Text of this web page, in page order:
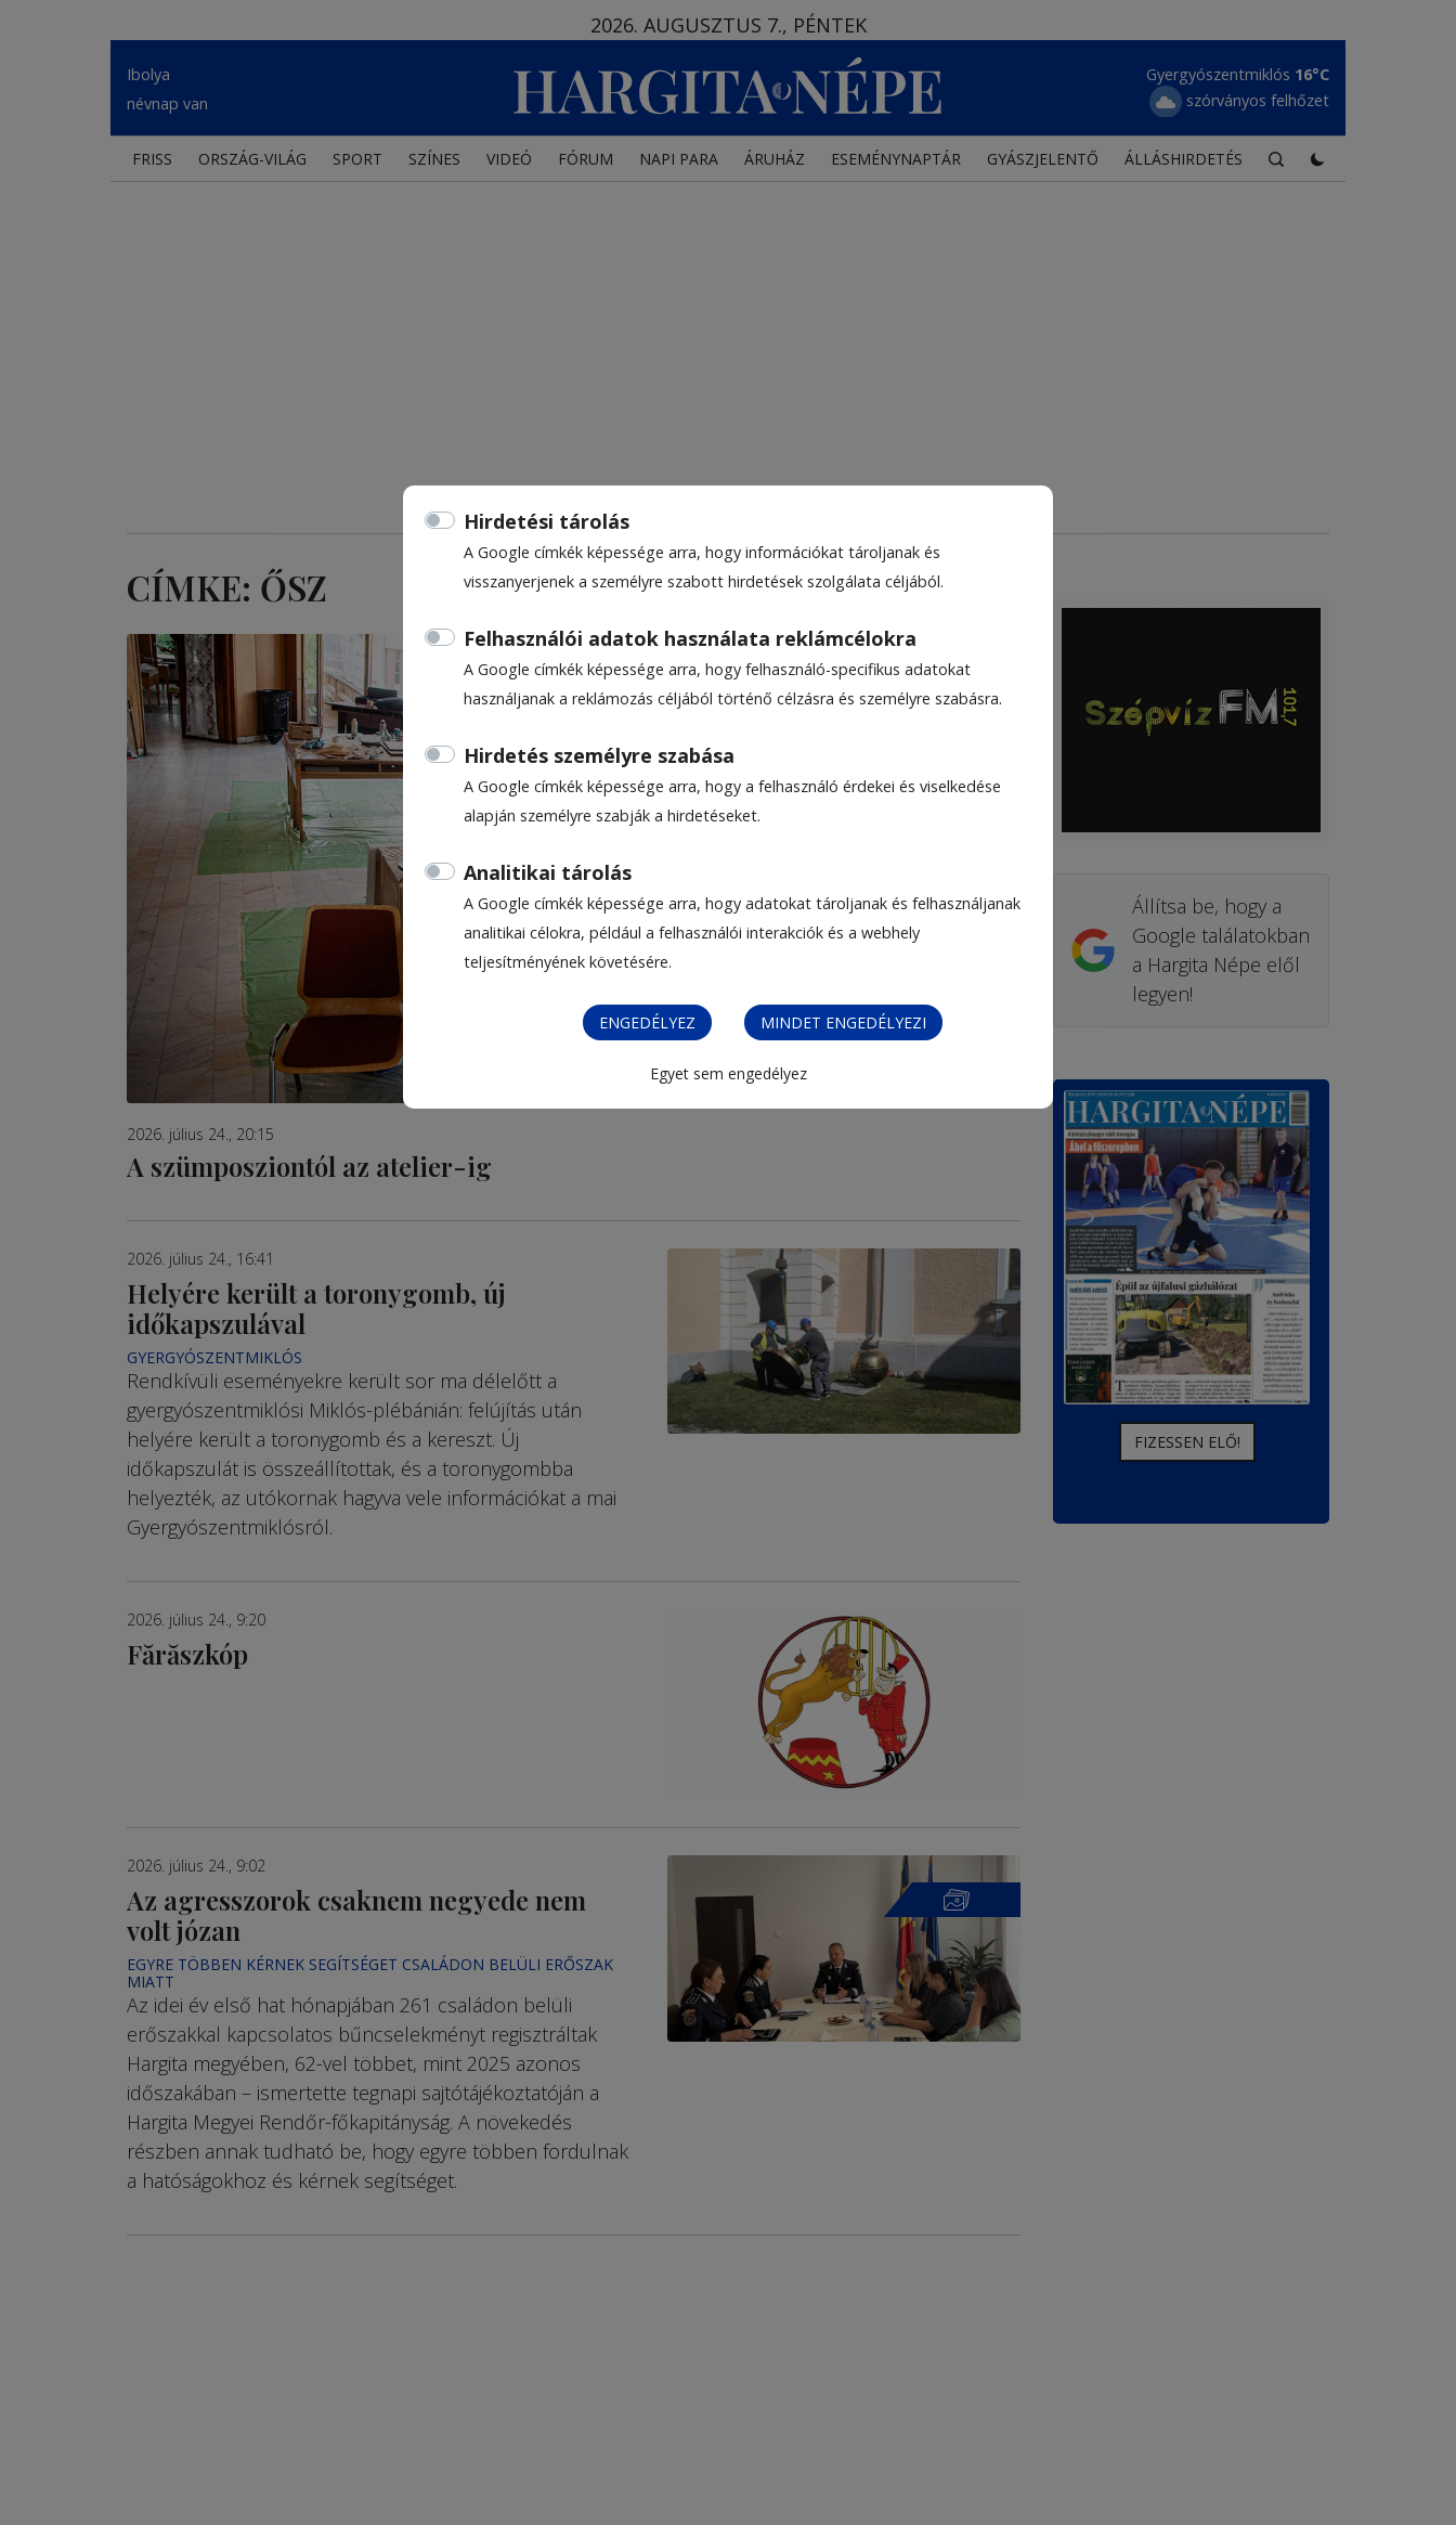
Hirdetési tárolás
A Google címkék képessége arra, hogy információkat tároljanak és
visszanyerjenek a személyre szabott hirdetések szolgálata céljából.
Felhasználói adatok használata reklámcélokra
A Google címkék képessége arra, hogy felhasználó-specifikus adatokat
használjanak a reklámozás céljából történő célzásra és személyre szabásra.
Hirdetés személyre szabása
A Google címkék képessége arra, hogy a felhasználó érdekei és viselkedése
alapján személyre szabják a hirdetéseket.
Analitikai tárolás
A Google címkék képessége arra, hogy adatokat tároljanak és felhasználjanak
analitikai célokra, például a felhasználói interakciók és a webhely
teljesítményének követésére.
ENGEDÉLYEZ MINDET ENGEDÉLYEZI
Egyet sem engedélyez
2026. AUGUSZTUS 7., PÉNTEK
Ibolya
névnap van
Gyergyószentmiklós 16°C
szórványos felhőzet
FRISS ORSZÁG-VILÁG SPORT SZÍNES VIDEÓ FÓRUM NAPI PARA ÁRUHÁZ ESEMÉNYNAPTÁR GYÁSZJELENTŐ ÁLLÁSHIRDETÉS
CÍMKE: ŐSZ
2026. július 24., 20:15
A szümposziontól az atelier-ig
2026. július 24., 16:41
Helyére került a toronygomb, új
időkapszulával
GYERGYÓSZENTMIKLÓS
Rendkívüli eseményekre került sor ma délelőtt a
gyergyószentmiklósi Miklós-plébánián: felújítás után
helyére került a toronygomb és a kereszt. Új
időkapszulát is összeállítottak, és a toronygombba
helyezték, az utókornak hagyva vele információkat a mai
Gyergyószentmiklósról.
2026. július 24., 9:20
Fărăszkóp
2026. július 24., 9:02
Az agresszorok csaknem negyede nem
volt józan
EGYRE TÖBBEN KÉRNEK SEGÍTSÉGET CSALÁDON BELÜLI ERŐSZAK
MIATT
Az idei év első hat hónapjában 261 családon belüli
erőszakkal kapcsolatos bűncselekményt regisztráltak
Hargita megyében, 62-vel többet, mint 2025 azonos
időszakában – ismertette tegnapi sajtótájékoztatóján a
Hargita Megyei Rendőr-főkapitányság. A növekedés
részben annak tudható be, hogy egyre többen fordulnak
a hatóságokhoz és kérnek segítséget.
Állítsa be, hogy a
Google találatokban
a Hargita Népe elől
legyen!
FIZESSEN ELŐ!